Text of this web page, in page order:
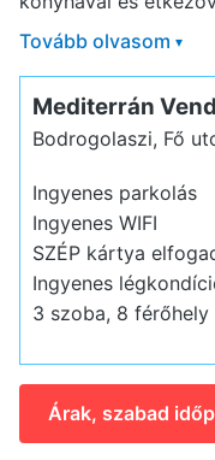
Tovább olvasom ▾
Mediterrán
Bodrogolaszi, Fő
Ingyenes parkolás
Ingyenes WIFI
SZÉP kártya
Ingyenes
3 szoba, 8 férőhely
Árak, szabad